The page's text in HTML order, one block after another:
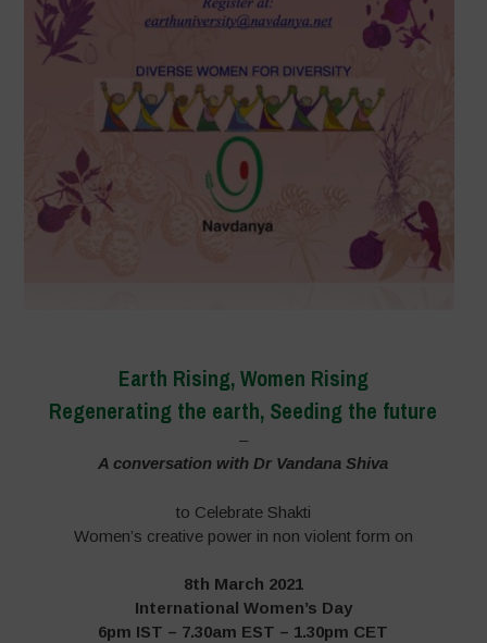
Earth Rising, Women Rising
Regenerating the earth, Seeding the future
–
A conversation with Dr Vandana Shiva
to Celebrate Shakti
Women’s creative power in non violent form on
8th March 2021
International Women’s Day
6pm IST – 7.30am EST – 1.30pm CET